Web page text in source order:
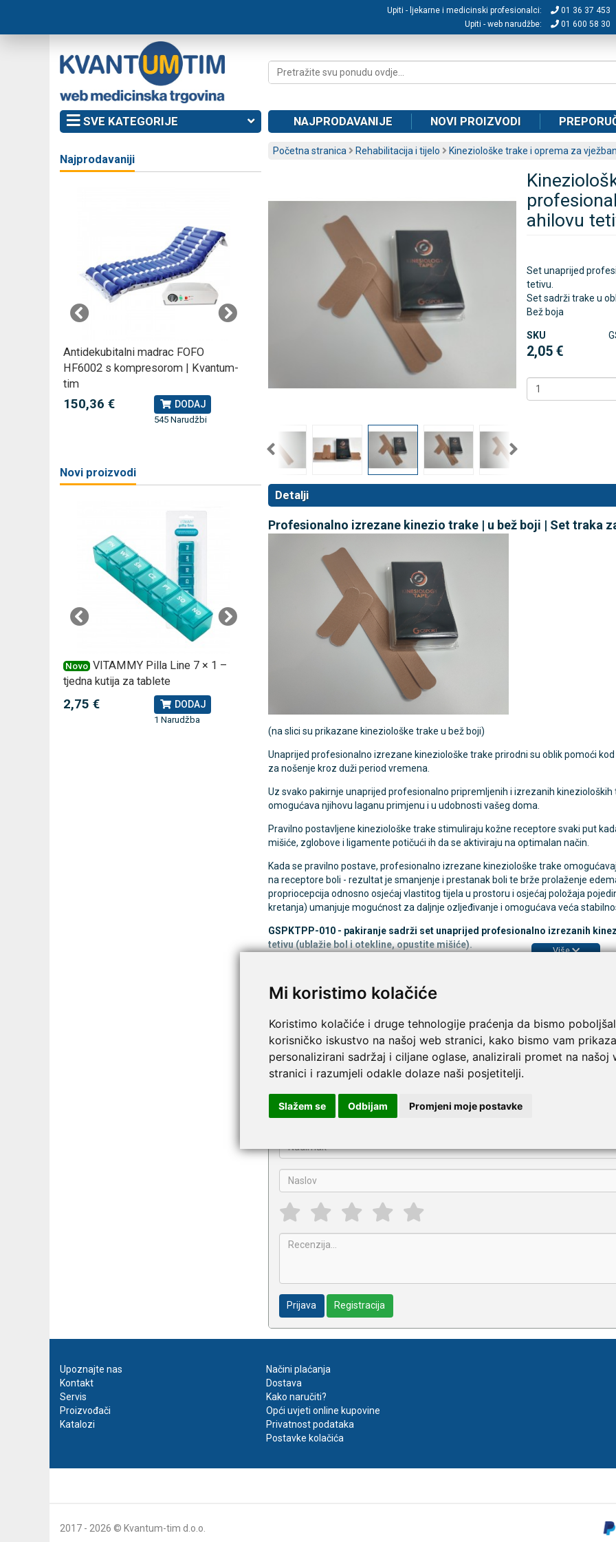
Mi koristimo kolačiće
Koristimo kolačiće i druge tehnologije praćenja da bismo
korisničko iskustvo na našoj web stranici, kako bismo vam
personalizirani sadržaj i ciljane oglase, analizirali promet na našoj
stranici i razumjeli odakle dolaze naši posjetitelji.
Slažem se Odbijam Promjeni moje postavke
Upiti - ljekarne i medicinski profesionalci:
01 36 37 453
Upiti - web narudžbe:
01 600 58 30
SVE KATEGORIJE NAJPRODAVANIJE NOVI PROIZVODI
Početna stranica Rehabilitacija i tijelo Kineziološke trake i oprema za
ahilovu
Set unaprijed
tetivu.
Set sadrži trake u
Bež boja
SKU
2,05 €
Detalji
Profesionalno izrezane kinezio trake | u bež boji | Set traka
(na slici su prikazane kineziološke trake u bež boji)
Unaprijed profesionalno izrezane kineziološke trake prirodni su oblik pomoći
za nošenje kroz duži period vremena.
Uz svako pakirnje unaprijed profesionalno pripremljenih i izrezanih
omogućava njihovu laganu primjenu i u udobnosti vašeg doma.
Pravilno postavljene kineziološke trake stimuliraju kožne receptore svaki put
mišiće, zglobove i ligamente potičući ih da se aktiviraju na optimalan način.
Kada se pravilno postave, profesionalno izrezane kineziološke trake
na receptore boli - rezultat je smanjenje i prestanak boli te brže prolaženje
propriocepcija odnosno osjećaj vlastitog tijela u prostoru i osjećaj položaja
kretanja) umanjuje mogućnost za daljnje ozljeđivanje i omogućava veća
GSPKTPP-010 - pakiranje sadrži set unaprijed profesionalno izrezanih
tetivu (ublažie bol i otekline, opustite mišiće).
Više
U setu (pakiranju) se nalaze:
Traka X (5 x 10 cm) - 1 komad
Traka Y (5 x 30 cm) - 1 komad
Napišite recenziju ovog proizvoda i pomozite drugima da
Kineziološke trake | unaprijed profesionalno izrezane | Set traka za ahilovu
Prijava Registracija
Najprodavaniji
Antidekubitalni madrac FOFO
HF6002 s kompresorom | Kvantum-
tim
150,36 € DODAJ
545 Narudžbi
Rossmax NB500 profesionalni
79,49 € DODAJ
Rossmax X5 tlakomjer za
80,25 €
Novi proizvodi
Novo VITAMMY Pilla Line 7 × 1 –
tjedna kutija za tablete
2,75 € DODAJ
1 Narudžba
VITAMMY Pilla 7 × 4 – tjedna
DODAJ
Upoznajte nas
Kontakt
Servis
Proizvođači
Katalozi
Načini plaćanja
Dostava
Kako naručiti?
Opći uvjeti online kupovine
Privatnost podataka
Postavke kolačića
2017 - 2026 © Kvantum-tim d.o.o.